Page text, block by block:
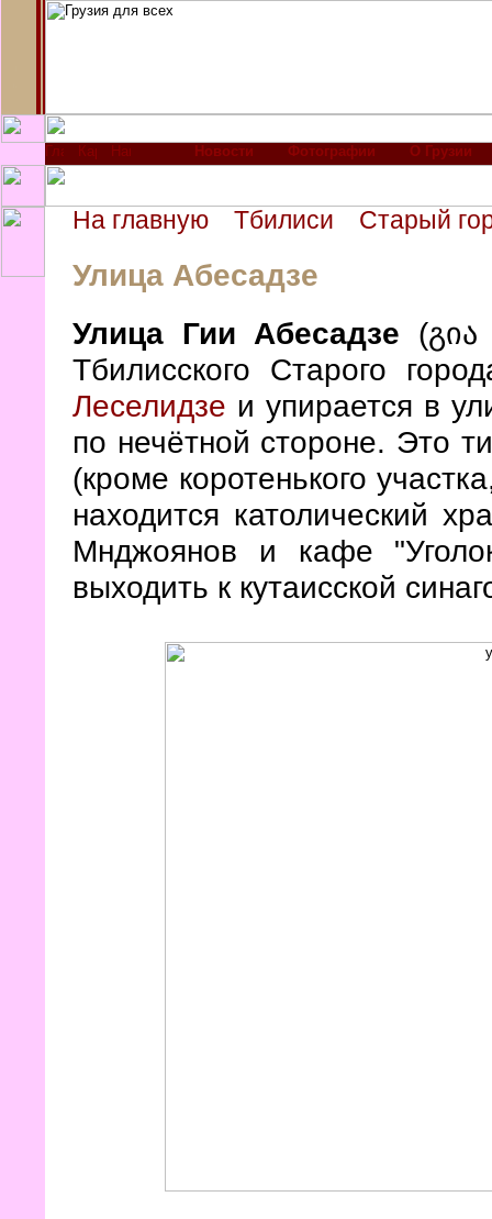
Новости Фотографии О Грузии
На главную Тбилиси Старый
Улица Абесадзе
Улица Гии Абесадзе
Тбилисского Старого
Леселидзе и упирается в
по нечётной стороне. Это
(кроме коротенького
находится католический
Мнджоянов и кафе
выходить к кутаисской